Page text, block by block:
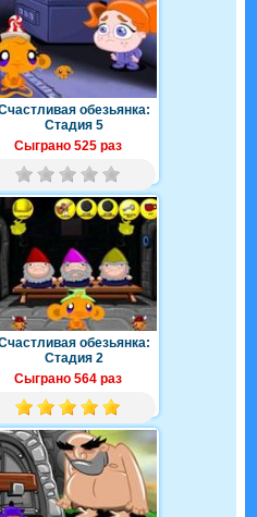
обезьянка:
Стадия 5
Сыграно 525 раз
обезьянка:
Стадия 2
Сыграно 564 раз